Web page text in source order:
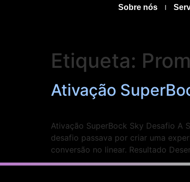
Sobre nós
Etiqueta:
Ativação
Ativação SuperBock Sky Desafio A
desafio passava por criar uma
conversão no linear. Resultado